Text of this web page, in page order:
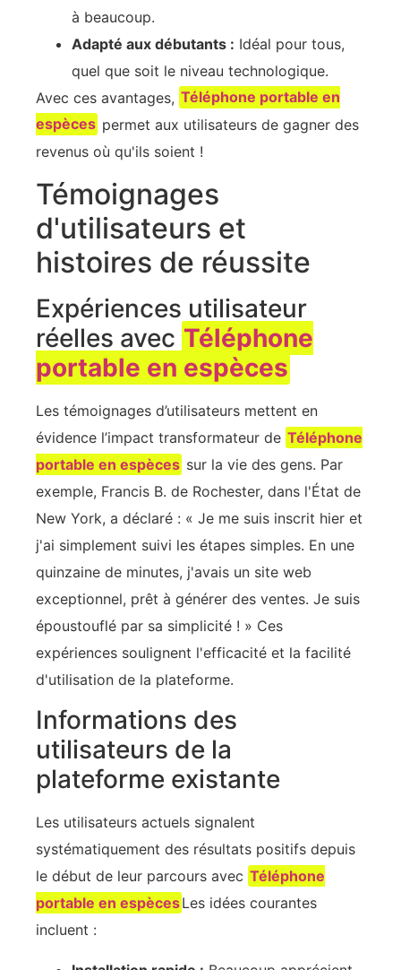
à beaucoup.
Adapté aux débutants : Idéal pour tous,
quel que soit le niveau technologique.
Avec ces avantages, Téléphone portable en
espèces permet aux utilisateurs de gagner des
revenus où qu'ils soient !
Témoignages
d'utilisateurs et
histoires de réussite
Expériences utilisateur
réelles avec Téléphone
portable en espèces
Les témoignages d’utilisateurs mettent en
évidence l’impact transformateur de Téléphone
portable en espèces sur la vie des gens. Par
exemple, Francis B. de Rochester, dans l'État de
New York, a déclaré : « Je me suis inscrit hier et
j'ai simplement suivi les étapes simples. En une
quinzaine de minutes, j'avais un site web
exceptionnel, prêt à générer des ventes. Je suis
époustouflé par sa simplicité ! » Ces
expériences soulignent l'efficacité et la facilité
d'utilisation de la plateforme.
Informations des
utilisateurs de la
plateforme existante
Les utilisateurs actuels signalent
systématiquement des résultats positifs depuis
le début de leur parcours avec Téléphone
portable en espècesLes idées courantes
incluent :